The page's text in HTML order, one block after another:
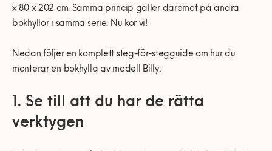
x 80 x 202 cm. Samma princip gäller däremot på andra
bokhyllor i samma serie. Nu kör vi!
Nedan följer en komplett steg-för-stegguide om hur du
monterar en bokhylla av modell Billy:
1. Se till att du har de rätta
verktygen